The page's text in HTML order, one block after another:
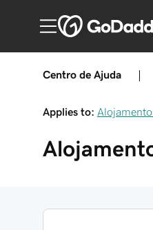
Centro de Ajuda
Applies to: